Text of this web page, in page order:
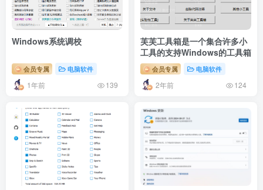
Windows系统调校
会员专属 电脑软件
1年前 139
芙芙工具箱是一个集合许多小
工具的支持Windows的工具箱
会员专属 电脑软件
2年前 124